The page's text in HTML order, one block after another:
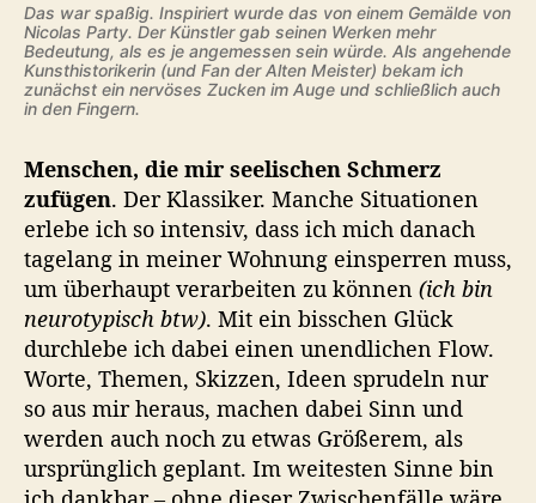
Das war spaßig. Inspiriert wurde das von einem Gemälde von
Nicolas Party. Der Künstler gab seinen Werken mehr
Bedeutung, als es je angemessen sein würde. Als angehende
Kunsthistorikerin (und Fan der Alten Meister) bekam ich
zunächst ein nervöses Zucken im Auge und schließlich auch
in den Fingern.
Menschen, die mir seelischen Schmerz
zufügen. Der Klassiker. Manche Situationen
erlebe ich so intensiv, dass ich mich danach
tagelang in meiner Wohnung einsperren muss,
um überhaupt verarbeiten zu können (ich bin
neurotypisch btw). Mit ein bisschen Glück
durchlebe ich dabei einen unendlichen Flow.
Worte, Themen, Skizzen, Ideen sprudeln nur
so aus mir heraus, machen dabei Sinn und
werden auch noch zu etwas Größerem, als
ursprünglich geplant. Im weitesten Sinne bin